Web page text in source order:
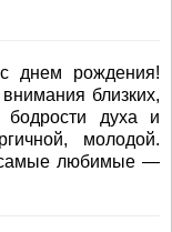
днем рождения!
близких,
духа и
молодой.
самые любимые —